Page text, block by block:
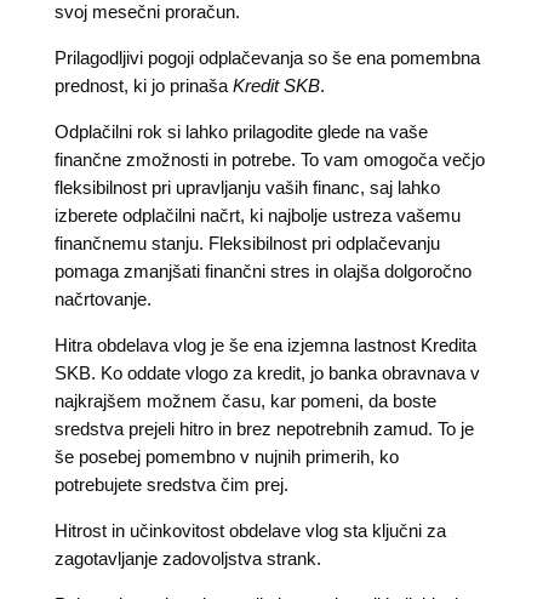
svoj mesečni proračun.
Prilagodljivi pogoji odplačevanja so še ena pomembna
prednost, ki jo prinaša Kredit SKB.
Odplačilni rok si lahko prilagodite glede na vaše
finančne zmožnosti in potrebe. To vam omogoča večjo
fleksibilnost pri upravljanju vaših financ, saj lahko
izberete odplačilni načrt, ki najbolje ustreza vašemu
finančnemu stanju. Fleksibilnost pri odplačevanju
pomaga zmanjšati finančni stres in olajša dolgoročno
načrtovanje.
Hitra obdelava vlog je še ena izjemna lastnost Kredita
SKB. Ko oddate vlogo za kredit, jo banka obravnava v
najkrajšem možnem času, kar pomeni, da boste
sredstva prejeli hitro in brez nepotrebnih zamud. To je
še posebej pomembno v nujnih primerih, ko
potrebujete sredstva čim prej.
Hitrost in učinkovitost obdelave vlog sta ključni za
zagotavljanje zadovoljstva strank.